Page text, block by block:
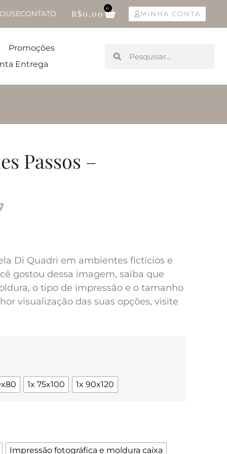
CONTATO R$0,00
0
MINHA CONTA
Promoções
Entrega
Passos –
Di Quadri em ambientes fictícios e
gostou dessa imagem, saiba que
o tipo de impressão e o tamanho
visualização das suas opções, visite
1x 75x100 1x 90x120
Impressão fotográfica e moldura caixa